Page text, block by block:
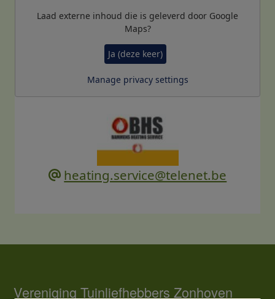
Laad externe inhoud die is geleverd door Google
Maps?
Ja (deze keer)
Manage privacy settings
heating.service@telenet.be
Vereniging Tuinliefhebbers Zonhoven